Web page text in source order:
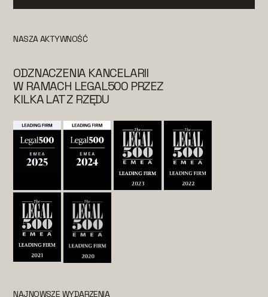
NASZA AKTYWNOŚĆ
ODZNACZENIA KANCELARII
W RAMACH LEGAL500 PRZEZ
KILKA LAT Z RZĘDU
NAJNOWSZE WYDARZENIA